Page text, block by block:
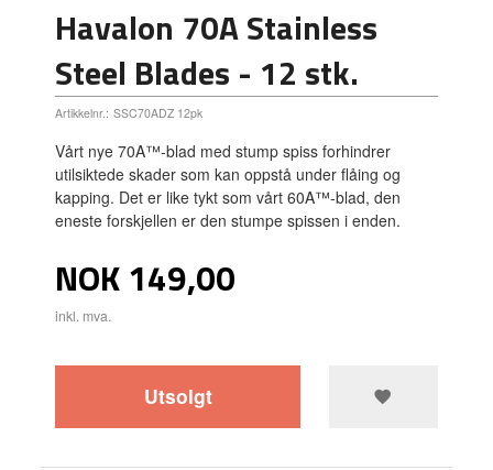
Havalon 70A Stainless
Steel Blades - 12 stk.
Artikkelnr.: SSC70ADZ 12pk
Vårt nye 70A™-blad med stump spiss forhindrer
utilsiktede skader som kan oppstå under flåing og
kapping. Det er like tykt som vårt 60A™-blad, den
eneste forskjellen er den stumpe spissen i enden.
Pris
NOK149,00
inkl. mva.
Utsolgt